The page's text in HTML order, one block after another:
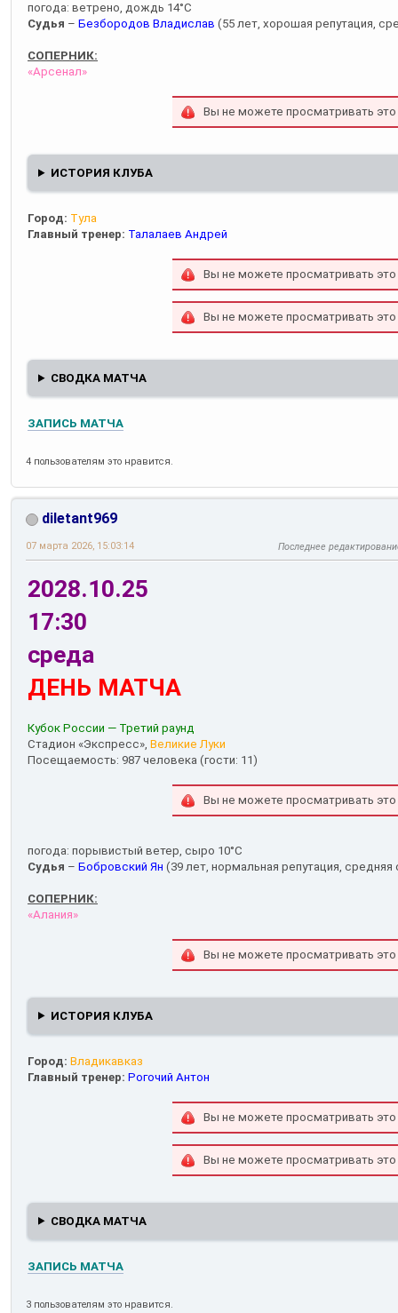
погода: ветрено, дождь 14°С
Судья – Безбородов Владислав (55 лет, хорошая репутация,
СОПЕРНИК:
«Арсенал»
Вы не можете просматривать
ИСТОРИЯ КЛУБА
Город: Тула
Главный тренер: Талалаев Андрей
Вы не можете просматривать
Вы не можете просматривать
СВОДКА МАТЧА
ЗАПИСЬ МАТЧА
4 пользователям это нравится.
diletant969
07 марта 2026, 15:03:14 Последнее
2028.10.25
17:30
среда
ДЕНЬ МАТЧА
Кубок России — Третий раунд
Стадион «Экспресс», Великие Луки
Посещаемость: 987 человека (гости: 11)
Вы не можете просматривать
погода: порывистый ветер, сыро 10°С
Судья – Бобровский Ян (39 лет, нормальная репутация, средняя
СОПЕРНИК:
«Алания»
Вы не можете просматривать
ИСТОРИЯ КЛУБА
Город: Владикавказ
Главный тренер: Рогочий Антон
Вы не можете просматривать
Вы не можете просматривать
СВОДКА МАТЧА
ЗАПИСЬ МАТЧА
3 пользователям это нравится.